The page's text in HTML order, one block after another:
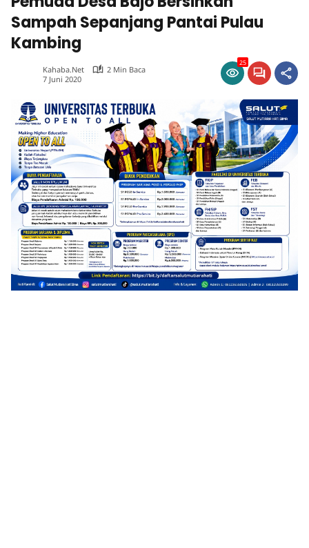
Sampah Sepanjang Pantai Pulau
Kambing
Kahaba.net
2 Min Baca
7 Juni 2020
25